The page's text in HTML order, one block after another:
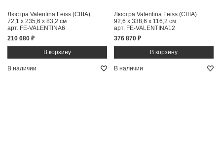
Люстра Valentina Feiss (США)
72,1 x 235,6 x 83,2 см
арт. FE-VALENTINA6
210 680 ₽
Люстра Valentina Feiss (США)
92,6 x 338,6 x 116,2 см
арт. FE-VALENTINA12
376 870 ₽
В наличии В наличии